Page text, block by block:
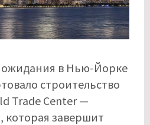
ожидания в Нью-Йорке
строительство
Trade Center —
которая завершит